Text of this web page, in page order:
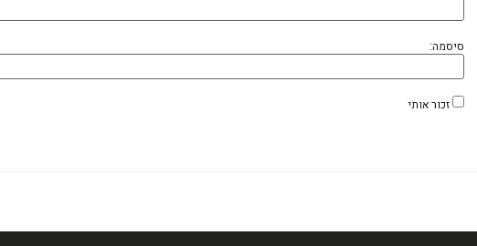
סיסמה:
זכור אותי